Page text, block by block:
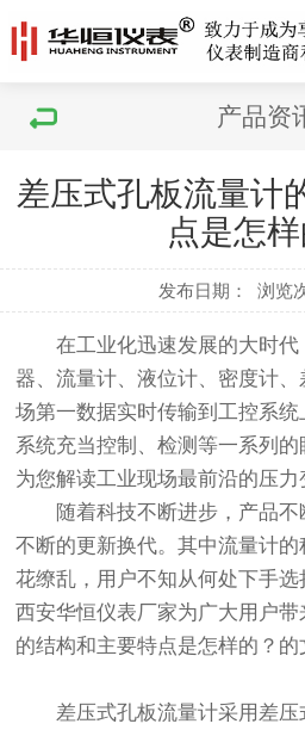
产品资
差压式孔板流量计
点是怎样
发布日期： 浏览
在工业化迅速发展的大时代
器、流量计、液位计、密度计
场第一数据实时传输到工控系
系统充当控制、检测等一系列
为您解读工业现场最前沿的压力
随着科技不断进步，产品不
不断的更新换代。其中流量计
花缭乱，用户不知从何处下手
西安华恒仪表厂家为广大用户
的结构和主要特点是怎样的？的
差压式孔板流量计采用差压